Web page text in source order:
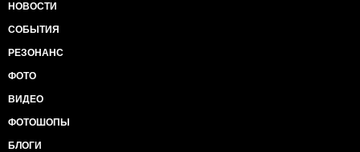
НОВОСТИ
СОБЫТИЯ
РЕЗОНАНС
ФОТО
ВИДЕО
ФОТОШОПЫ
БЛОГИ